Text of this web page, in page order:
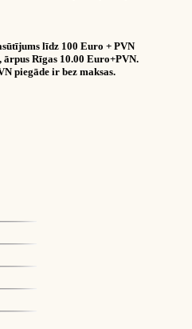
līdz 100 Euro + PVN
Rīgas 10.00 Euro+PVN.
piegāde ir bez maksas.